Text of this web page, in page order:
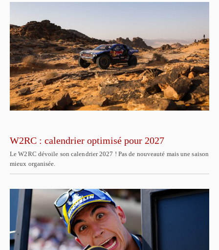
W2RC : calendrier optimisé pour 2027
Le W2RC dévoile son calendrier 2027 ! Pas de nouveauté mais une saison
mieux organisée.